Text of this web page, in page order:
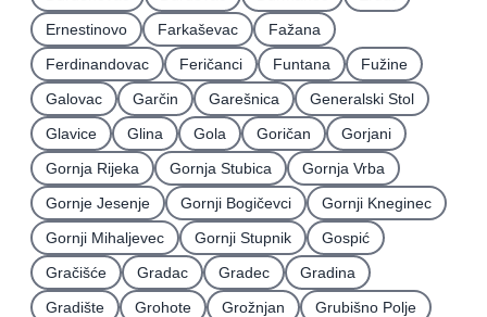
Ernestinovo
Farkaševac
Fažana
Ferdinandovac
Feričanci Funtana
Fužine
Galovac
Garčin Garešnica
Generalski Stol
Glavice
Glina Gola Goričan
Gorjani
Gornja Rijeka
Gornja Stubica
Gornja Vrba
Gornje Jesenje
Gornji Bogičevci
Gornji Kneginec
Gornji Mihaljevec
Gornji Stupnik
Gospić
Gračišće
Gradac Gradec
Gradina
Gradište
Grohote Grožnjan
Grubišno Polje